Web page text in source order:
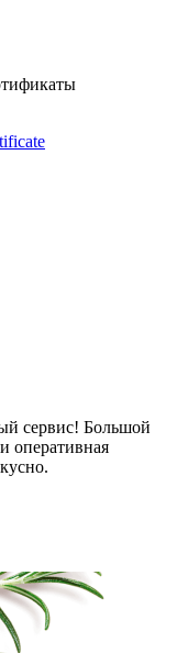
сервис! Большой
оперативная